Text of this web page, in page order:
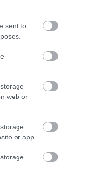
sent to
web or
or app.
In The Body